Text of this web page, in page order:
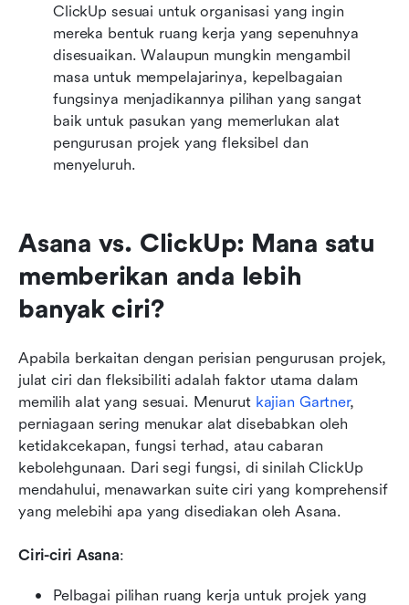
ClickUp sesuai untuk organisasi yang ingin
mereka bentuk ruang kerja yang sepenuhnya
disesuaikan. Walaupun mungkin mengambil
masa untuk mempelajarinya, kepelbagaian
fungsinya menjadikannya pilihan yang sangat
baik untuk pasukan yang memerlukan alat
pengurusan projek yang fleksibel dan
menyeluruh.
Asana vs. ClickUp: Mana satu
memberikan anda lebih
banyak ciri?
Apabila berkaitan dengan perisian pengurusan projek,
julat ciri dan fleksibiliti adalah faktor utama dalam
memilih alat yang sesuai. Menurut kajian Gartner,
perniagaan sering menukar alat disebabkan oleh
ketidakcekapan, fungsi terhad, atau cabaran
kebolehgunaan. Dari segi fungsi, di sinilah ClickUp
mendahului, menawarkan suite ciri yang komprehensif
yang melebihi apa yang disediakan oleh Asana.
Ciri-ciri Asana:
Pelbagai pilihan ruang kerja untuk projek yang